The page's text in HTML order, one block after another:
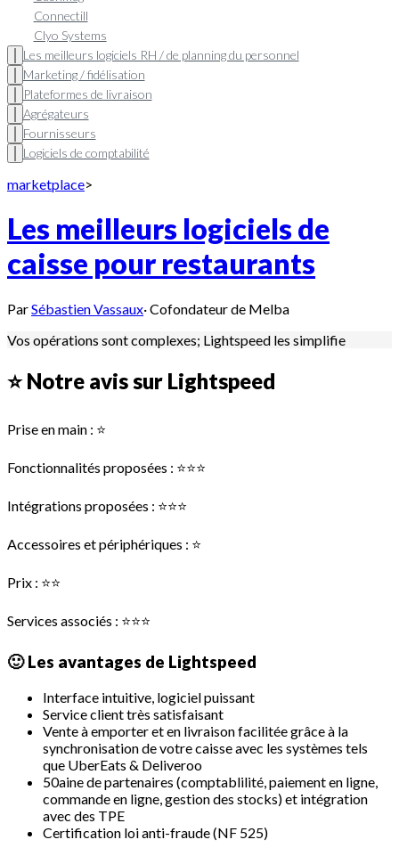
Connectill
Clyo Systems
Les meilleurs logiciels RH / de planning du personnel
Marketing / fidélisation
Plateformes de livraison
Agrégateurs
Fournisseurs
Logiciels de comptabilité
marketplace>
Les meilleurs logiciels de
caisse pour restaurants
ParSébastien Vassaux·Cofondateur de Melba
Vos opérations sont complexes; Lightspeed les simplifie
⭐ Notre avis sur Lightspeed
Prise en main : ⭐
Fonctionnalités proposées : ⭐⭐⭐
Intégrations proposées : ⭐⭐⭐
Accessoires et périphériques : ⭐
Prix : ⭐⭐
Services associés : ⭐⭐⭐
🙂 Les avantages de Lightspeed
Interface intuitive, logiciel puissant
Service client très satisfaisant
Vente à emporter et en livraison facilitée grâce à la
synchronisation de votre caisse avec les systèmes tels
que UberEats & Deliveroo
50aine de partenaires (comptablilité, paiement en ligne,
commande en ligne, gestion des stocks) et intégration
avec des TPE
Certification loi anti-fraude (NF 525)